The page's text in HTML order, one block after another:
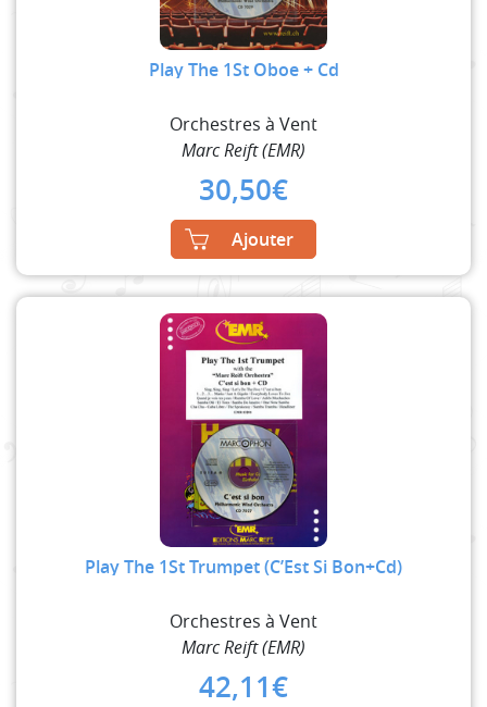
Play The 1St Oboe + Cd
Orchestres à Vent
Marc Reift (EMR)
30,50€
Ajouter
Play The 1St Trumpet (C’Est Si Bon+Cd)
Orchestres à Vent
Marc Reift (EMR)
42,11€